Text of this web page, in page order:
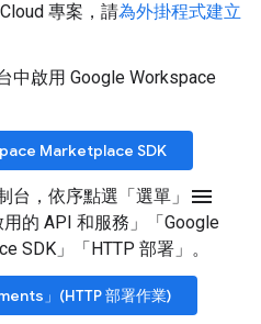
專案，請為外掛程式建立
中啟用 Google Workspace
Marketplace SDK
台，依序點選「選單」 menu
用的 API 和服務」
「Google
SDK」
「HTTP 部署」 。
」(HTTP 部署作業)